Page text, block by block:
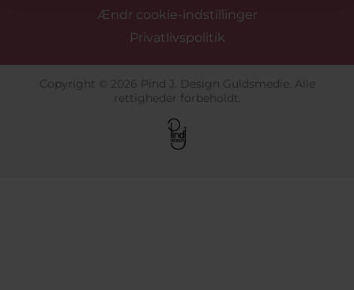
Ændr cookie-indstillinger
Privatlivspolitik
Copyright © 2026 Pind J. Design Guldsmedie. Alle
rettigheder forbeholdt.